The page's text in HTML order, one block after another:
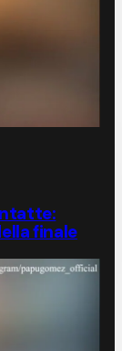
finale